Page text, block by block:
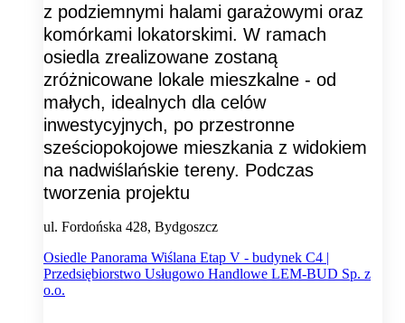
z podziemnymi halami garażowymi oraz
komórkami lokatorskimi. W ramach
osiedla zrealizowane zostaną
zróżnicowane lokale mieszkalne - od
małych, idealnych dla celów
inwestycyjnych, po przestronne
sześciopokojowe mieszkania z widokiem
na nadwiślańskie tereny. Podczas
tworzenia projektu
ul. Fordońska 428, Bydgoszcz
Osiedle Panorama Wiślana Etap V - budynek C4 |
Przedsiębiorstwo Usługowo Handlowe LEM-BUD Sp. z
o.o.